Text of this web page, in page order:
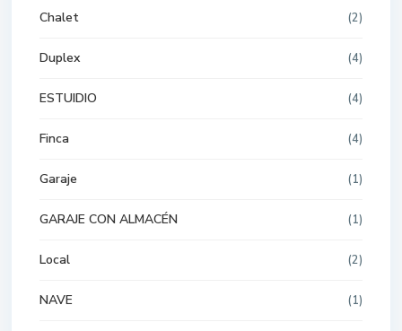
Chalet (2)
Duplex (4)
ESTUIDIO (4)
Finca (4)
Garaje (1)
GARAJE CON ALMACÉN (1)
Local (2)
NAVE (1)